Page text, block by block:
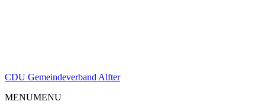
CDU Gemeindeverband Alfter
MENUMENU